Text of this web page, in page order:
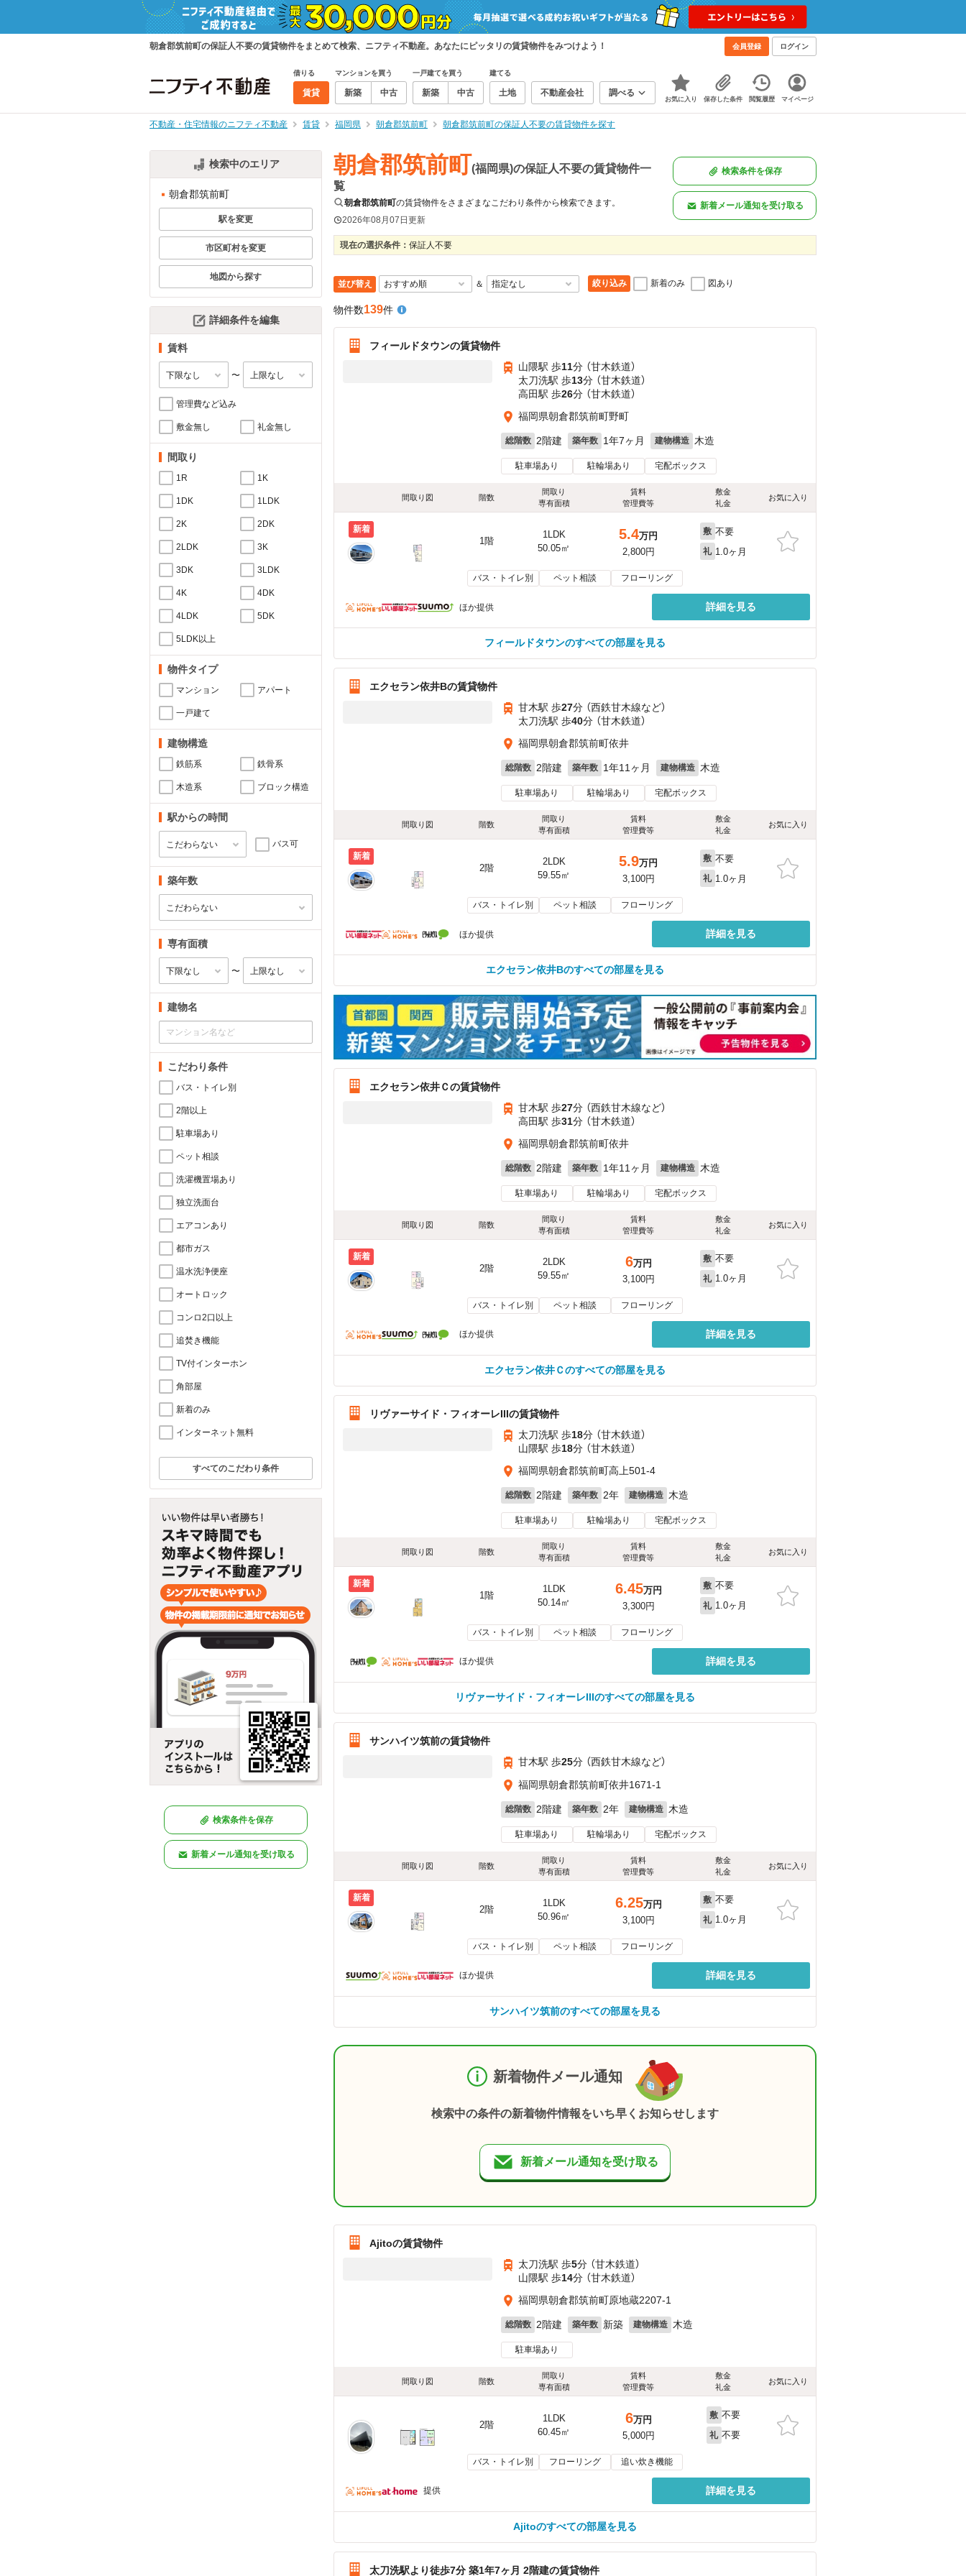
朝倉郡筑前町の保証人不要の賃貸物件をまとめて検索、ニフティ不動産。あなたにピッタリの賃貸物件をみつけよう！ 会員登録 ログイン
借りる
賃貸
マンションを買う
新築 中古
一戸建てを買う
新築 中古
建てる
土地 不動産会社 調べる
お気に入り 保存した条件 閲覧履歴 マイページ
不動産・住宅情報のニフティ不動産 賃貸 福岡県 朝倉郡筑前町 朝倉郡筑前町の保証人不要の賃貸物件を探す
検索中のエリア
朝倉郡筑前町
駅を変更
市区町村を変更
地図から探す
詳細条件を編集
賃料
〜
管理費など込み
敷金無し 礼金無し
間取り
1R 1K
1DK 1LDK
2K 2DK
2LDK 3K
3DK 3LDK
4K 4DK
4LDK 5DK
5LDK以上
物件タイプ
マンション アパート
一戸建て
建物構造
鉄筋系 鉄骨系
木造系 ブロック構造
駅からの時間
バス可
築年数
専有面積
〜
建物名
こだわり条件
バス・トイレ別
2階以上
駐車場あり
ペット相談
洗濯機置場あり
独立洗面台
エアコンあり
都市ガス
温水洗浄便座
オートロック
コンロ2口以上
追焚き機能
TV付インターホン
角部屋
新着のみ
インターネット無料
すべてのこだわり条件
検索条件を保存
新着メール通知を受け取る
朝倉郡筑前町(福岡県)の保証人不要の賃貸物件一
覧
朝倉郡筑前町の賃貸物件をさまざまなこだわり条件から検索できます。
2026年08月07日更新
検索条件を保存
新着メール通知を受け取る
現在の選択条件： 保証人不要
並び替え ＆ 絞り込み 新着のみ 図あり
物件数139件
フィールドタウンの賃貸物件
山隈駅 歩11分 （甘木鉄道）
太刀洗駅 歩13分 （甘木鉄道）
高田駅 歩26分 （甘木鉄道）
福岡県朝倉郡筑前町野町
総階数 2階建 築年数 1年7ヶ月 建物構造 木造
駐車場あり 駐輪場あり 宅配ボックス
間取り図 階数
間取り
専有面積
賃料
管理費等
敷金
礼金
お気に入り
新着
1階
1LDK
50.05㎡
5.4万円
2,800円
敷 不要
礼 1.0ヶ月
バス・トイレ別 ペット相談 フローリング
ほか提供 詳細を見る
フィールドタウンのすべての部屋を見る
エクセラン依井Bの賃貸物件
甘木駅 歩27分 （西鉄甘木線など）
太刀洗駅 歩40分 （甘木鉄道）
福岡県朝倉郡筑前町依井
総階数 2階建 築年数 1年11ヶ月 建物構造 木造
駐車場あり 駐輪場あり 宅配ボックス
間取り図 階数
間取り
専有面積
賃料
管理費等
敷金
礼金
お気に入り
新着
2階
2LDK
59.55㎡
5.9万円
3,100円
敷 不要
礼 1.0ヶ月
バス・トイレ別 ペット相談 フローリング
ほか提供 詳細を見る
エクセラン依井Bのすべての部屋を見る
エクセラン依井Ｃの賃貸物件
甘木駅 歩27分 （西鉄甘木線など）
高田駅 歩31分 （甘木鉄道）
福岡県朝倉郡筑前町依井
総階数 2階建 築年数 1年11ヶ月 建物構造 木造
駐車場あり 駐輪場あり 宅配ボックス
間取り図 階数
間取り
専有面積
賃料
管理費等
敷金
礼金
お気に入り
新着
2階
2LDK
59.55㎡
6万円
3,100円
敷 不要
礼 1.0ヶ月
バス・トイレ別 ペット相談 フローリング
ほか提供 詳細を見る
エクセラン依井Ｃのすべての部屋を見る
リヴァーサイド・フィオーレIIIの賃貸物件
太刀洗駅 歩18分 （甘木鉄道）
山隈駅 歩18分 （甘木鉄道）
福岡県朝倉郡筑前町高上501-4
総階数 2階建 築年数 2年 建物構造 木造
駐車場あり 駐輪場あり 宅配ボックス
間取り図 階数
間取り
専有面積
賃料
管理費等
敷金
礼金
お気に入り
新着
1階
1LDK
50.14㎡
6.45万円
3,300円
敷 不要
礼 1.0ヶ月
バス・トイレ別 ペット相談 フローリング
ほか提供 詳細を見る
リヴァーサイド・フィオーレIIIのすべての部屋を見る
サンハイツ筑前の賃貸物件
甘木駅 歩25分 （西鉄甘木線など）
福岡県朝倉郡筑前町依井1671-1
総階数 2階建 築年数 2年 建物構造 木造
駐車場あり 駐輪場あり 宅配ボックス
間取り図 階数
間取り
専有面積
賃料
管理費等
敷金
礼金
お気に入り
新着
2階
1LDK
50.96㎡
6.25万円
3,100円
敷 不要
礼 1.0ヶ月
バス・トイレ別 ペット相談 フローリング
ほか提供 詳細を見る
サンハイツ筑前のすべての部屋を見る
新着物件メール通知
検索中の条件の新着物件情報をいち早くお知らせします
新着メール通知を受け取る
Ajitoの賃貸物件
太刀洗駅 歩5分 （甘木鉄道）
山隈駅 歩14分 （甘木鉄道）
福岡県朝倉郡筑前町原地蔵2207-1
総階数 2階建 築年数 新築 建物構造 木造
駐車場あり
間取り図 階数
間取り
専有面積
賃料
管理費等
敷金
礼金
お気に入り
2階
1LDK
60.45㎡
6万円
5,000円
敷 不要
礼 不要
バス・トイレ別 フローリング 追い炊き機能
提供 詳細を見る
Ajitoのすべての部屋を見る
太刀洗駅より徒歩7分 築1年7ヶ月 2階建の賃貸物件